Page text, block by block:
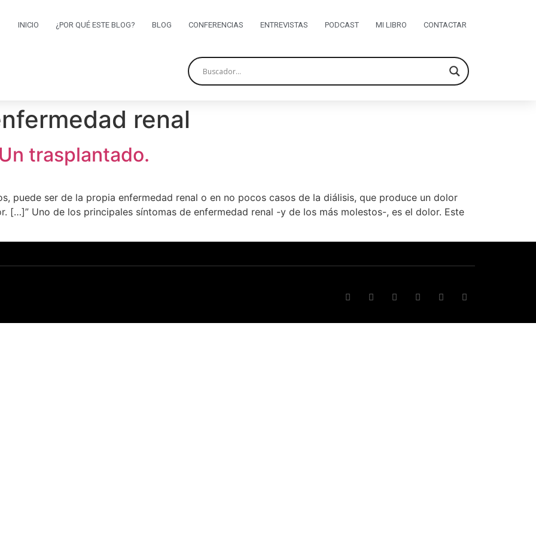
INICIO ¿POR QUÉ ESTE BLOG? BLOG CONFERENCIAS ENTREVISTAS PODCAST MI LIBRO CONTACTAR
renal
trasplantado.
puede ser de la propia enfermedad renal o en no pocos casos de la diálisis, que produce un dolor
[…]” Uno de los principales síntomas de enfermedad renal -y de los más molestos-, es el dolor. Este